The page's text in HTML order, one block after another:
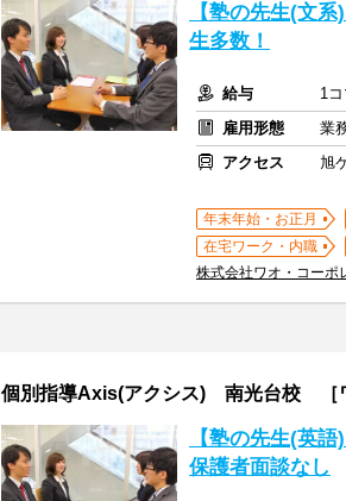
【塾の先生(文
生多数！
給与
1
雇用形態
業
アクセス
旭
年末年始・お正月
在宅ワーク・内職
株式会社ワオ・コーポ
個別指導Axis(アクシス) 南光台校 ［
【塾の先生(英
保護者面談なし